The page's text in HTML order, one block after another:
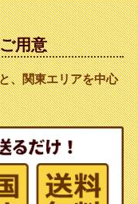
用意
、関東エリアを中心